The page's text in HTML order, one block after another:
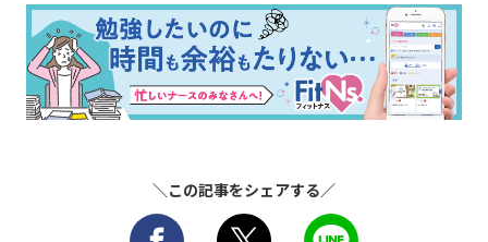
＼この記事をシェアする／